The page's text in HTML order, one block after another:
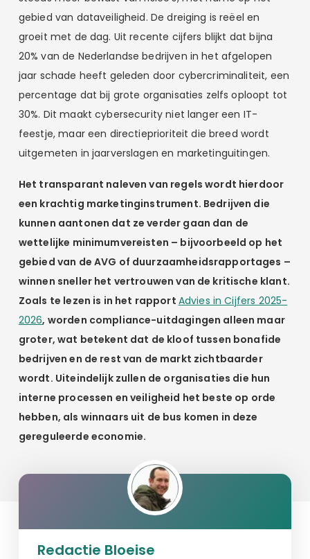
gebied van dataveiligheid. De dreiging is reëel en
groeit met de dag. Uit recente cijfers blijkt dat bijna
20% van de Nederlandse bedrijven in het afgelopen
jaar schade heeft geleden door cybercriminaliteit, een
percentage dat bij grote organisaties zelfs oploopt tot
30%. Dit maakt cybersecurity niet langer een IT-
feestje, maar een directieprioriteit die breed wordt
uitgemeten in jaarverslagen en marketinguitingen.
Het transparant naleven van regels wordt hierdoor
een krachtig marketinginstrument. Bedrijven die
kunnen aantonen dat ze verder gaan dan de
wettelijke minimumvereisten – bijvoorbeeld op het
gebied van de AVG of duurzaamheidsrapportages –
winnen sneller het vertrouwen van de kritische klant.
Zoals te lezen is in het rapport Advies in Cijfers 2025-
2026, worden compliance-uitdagingen alleen maar
groter, wat betekent dat de kloof tussen bonafide
bedrijven en de rest van de markt zichtbaarder
wordt. Uiteindelijk zullen de organisaties die hun
interne processen en veiligheid het beste op orde
hebben, als winnaars uit de bus komen in deze
gereguleerde economie.
Redactie Bloeise